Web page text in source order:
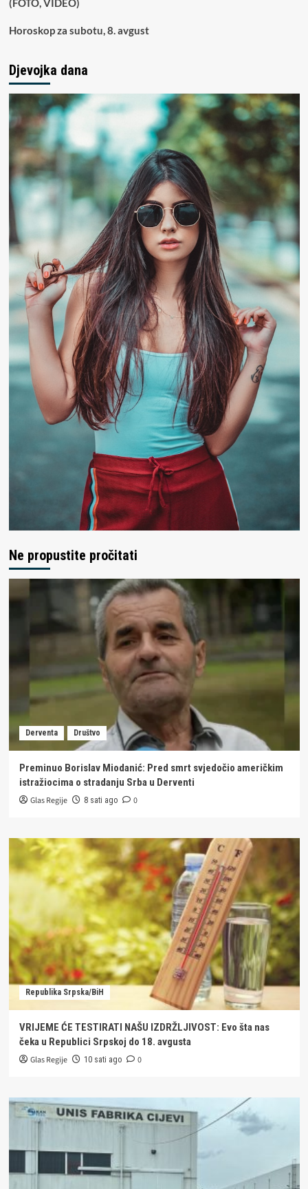
(FOTO, VIDEO)
Horoskop za subotu, 8. avgust
Djevojka dana
Ne propustite pročitati
Derventa Društvo
Preminuo Borislav Miodanić: Pred smrt svjedočio američkim
istražiocima o stradanju Srba u Derventi
Glas Regije 8 sati ago 0
Republika Srpska/BiH
VRIJEME ĆE TESTIRATI NAŠU IZDRŽLJIVOST: Evo šta nas
čeka u Republici Srpskoj do 18. avgusta
Glas Regije 10 sati ago 0